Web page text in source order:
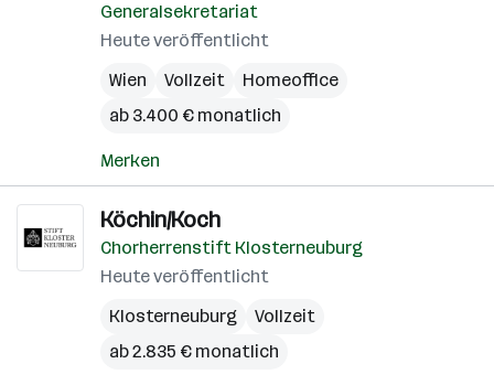
Generalsekretariat
Heute veröffentlicht
Wien
Vollzeit
Homeoffice
ab 3.400 € monatlich
Merken
Köchin/Koch
Chorherrenstift Klosterneuburg
Heute veröffentlicht
Klosterneuburg
Vollzeit
ab 2.835 € monatlich